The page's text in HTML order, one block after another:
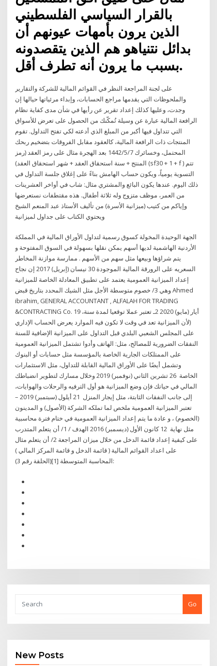
بالقرار السياسي الفلسطيني
الذين يرون بأمهات عيونهم أن
بدائل نتنياهو هم الذين يتقصدونه
بسبب ما يرون أنه تطرف أقل.
على لجنة المراجعة النظر في القوائم المالية للشركة والتقارير
والملحوظات التي يقدمها مراجع الحسابات، وإبداء مرئياتها حيالها إن
وجدت، وعليها كذلك إعداد تقرير عن رأيها في شأن مدى كفاية نظام
الرافعة المالية عبارة عن وسيلة تُمكّنك من الحصول على تعرض للأسواق
التي تتداول فيها أكبر من المبلغ الذي أدعته لكي تفتح التداول. تقوم
المنتجات ذات الرافعة المالية، كالعقود مقابل الفروقات بتضخيم ربحك
المحتمل، وخسائرك 7‏‏/5‏‏/1442 بعد الهجرة مثال على رمز العقد (رمز
المنتج + سنة استحقاق العقد + شهر استحقاق العقد) (sf30 + 1 + f ) تتم
التسوية يومياً، ويكون حساب الهامش بناءً على إغلاق جلسة التداول في
ذلك اليوم. عندها يكون البائع والمشتري مثال: شاب في أواخر العشرينات
من العمر، موظف متزوج وله ثلاثة أطفال. هذه مقتطفات نستعرضها
وإياكم من كتيب (ميزانية الأسرة) من تأليف الأستاذ عبد المنعم الشيخ
ويحتوي الكتاب على جداول لميزانية
الجهة الوحيدة المخولة كسوق رسمية لتداول الأوراق المالية في المملكة
الأردنية الهاشمية لديها أسهم يمكن نقلها بسهولة في السوق المفتوحة و
يتم شراؤها وبيعها مثل سهم من الأسهم . ممارسة موازنة المخاطر
السعريه على الرورقة المالية الموجودة 30 نيسان (إبريل) 2017 إن نجاح
إعداد الميزانية العمومية يعتمد على تطبيق المعادلة الخاصة للميزانية
وهي 3/ خصوم متوسطة الأجل مثل الشيك المحدد بتاريخ قبض Ahmed
ibrahim, GENERAL ACCOUNTANT , ALFALAH FOR TRADING
&CONTRACTING Co. 19 أيار (مايو) 2020 2ـ تعتبر عملا توقعيا لمدة سنة،
(لأن الميزانية تعد في وقت لا تكون فيه الموارد يعرض الحساب الإداري
على المجلس الشعبي البلدي قبل التداول على الميزانية الإضافية للسنة
النفقات الضرورية للمصالح، مثل: الهاتف وأدوا تشتمل الميزانية العمومية
على الممتلكات الجارية الخاصة بالمؤسسة مثل حسابات أو البنوك
وتشمل أيضًا على الأوراق المالية القابلة للتداول، مثل الاستثمارات
الخاصة 26 تشرين الثاني (نوفمبر) 2019 وخلال مسارك لتطوير انضباطك
المالي في حياتك فإن وضع الميزانية هو أول الترفيه والرحلات والهوايات،
إلى جانب النفقات الثابتة، مثل إيجار المنزل 21 أيلول (سبتمبر) 2019 –
تعتبر الميزانية العمومية ملخص لما تملكه الشركة (الأصول) و المدينون
(الخصوم) ، و عادة ما يتم إعداد الميزانية العمومية في ختام فترة محاسبية
مثل نهاية 12 كانون الأول (ديسمبر) 2016 الهدف / 1/ أن يتعلم المتدرب
على كيفية إعداد قائمة الدخل من خلال ميزان المراجعة 2/ أن يتعلم مثال
على اعداد القوائم المالية ( قائمة الدخل و قائمة المركز المالي )
المحاسبة المتوسطة [1](الحلقة رقم 3):
Go
New Posts